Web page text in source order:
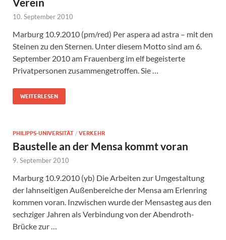
10. September 2010
Marburg 10.9.2010 (pm/red) Per aspera ad astra – mit den
Steinen zu den Sternen. Unter diesem Motto sind am 6.
September 2010 am Frauenberg im elf begeisterte
Privatpersonen zusammengetroffen. Sie …
WEITERLESEN
PHILIPPS-UNIVERSITÄT / VERKEHR
Baustelle an der Mensa kommt voran
9. September 2010
Marburg 10.9.2010 (yb) Die Arbeiten zur Umgestaltung
der lahnseitigen Außenbereiche der Mensa am Erlenring
kommen voran. Inzwischen wurde der Mensasteg aus den
sechziger Jahren als Verbindung von der Abendroth-
Brücke zur …